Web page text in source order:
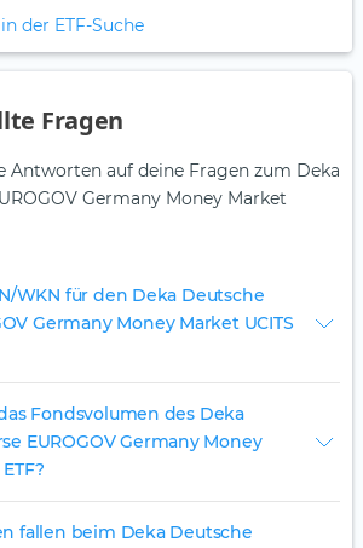
der ETF-Suche
Fragen
Antworten auf deine Fragen zum Deka
Germany Money Market
WKN für den Deka Deutsche
Germany Money Market UCITS
Fondsvolumen des Deka
EUROGOV Germany Money
fallen beim Deka Deutsche